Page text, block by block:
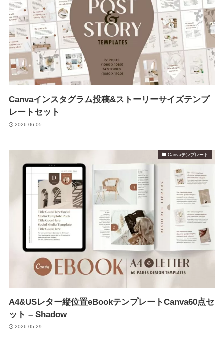
Canvaインスタグラム投稿&ストーリーサイズテンプ
レートセット
2026-06-05
Canvaテンプレート
A4&USレター縦位置eBookテンプレートCanva60点セ
ット – Shadow
2026-05-29